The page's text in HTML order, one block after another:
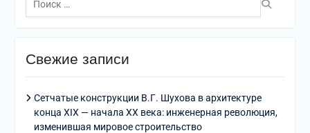
по:
Свежие записи
Сетчатые конструкции В.Г. Шухова в архитектуре
конца XIX — начала XX века: инженерная революция,
изменившая мировое строительство